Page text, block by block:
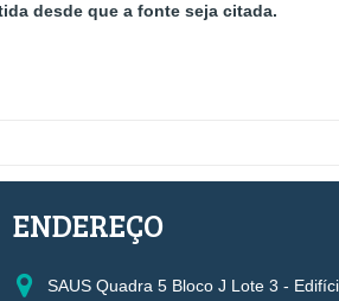
desde que a fonte seja citada.
ENDEREÇO
SAUS Quadra 5 Bloco J Lote 3 -